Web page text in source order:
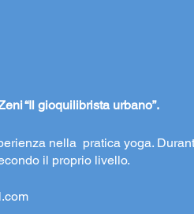
“Il gioquilibrista urbano”.
nella pratica yoga.
il proprio livello.